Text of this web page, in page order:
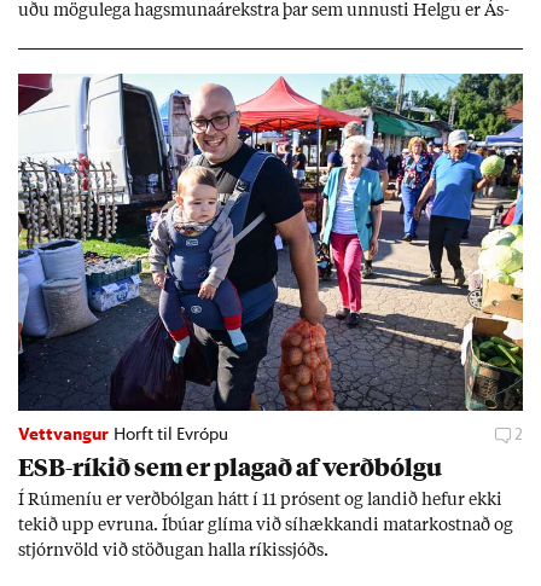
uðu mögu­lega hags­muna­árekstra þar sem unnusti Helgu er Ás­
Vettvangur Horft til Evrópu 2
ESB-rík­ið sem er plag­að af verð­bólgu
Í Rúm­en­íu er verð­bólg­an hátt í 11 pró­sent og land­ið hef­ur ekki
tek­ið upp evr­una. Íbú­ar glíma við sí­hækk­andi mat­ar­kostn­að og
stjórn­völd við stöð­ug­an halla rík­is­sjóðs.